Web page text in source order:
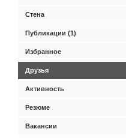
Стена
Публикации (1)
Избранное
Друзья
Активность
Резюме
Вакансии